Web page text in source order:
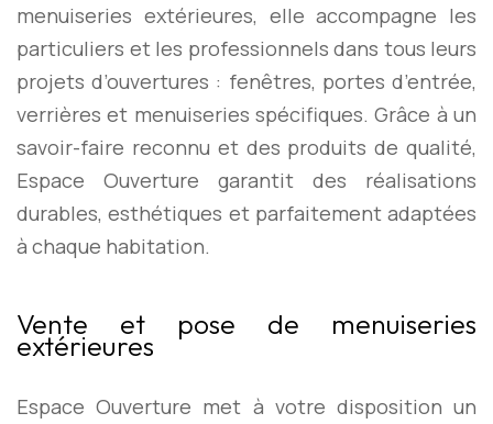
menuiseries extérieures, elle accompagne les
particuliers et les professionnels dans tous leurs
projets d’ouvertures : fenêtres, portes d’entrée,
verrières et menuiseries spécifiques. Grâce à un
savoir-faire reconnu et des produits de qualité,
Espace Ouverture garantit des réalisations
durables, esthétiques et parfaitement adaptées
à chaque habitation.
Vente et pose de menuiseries
extérieures
Espace Ouverture met à votre disposition un